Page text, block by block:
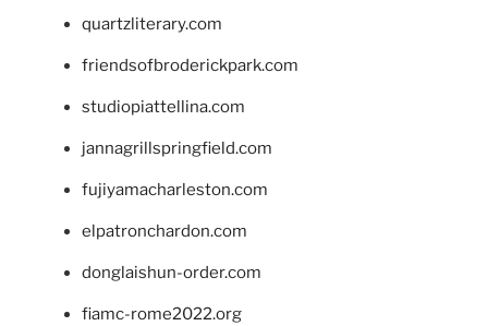
quartzliterary.com
friendsofbroderickpark.com
studiopiattellina.com
jannagrillspringfield.com
fujiyamacharleston.com
elpatronchardon.com
donglaishun-order.com
fiamc-rome2022.org